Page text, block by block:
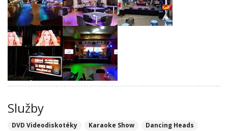
Služby
DVD Videodiskotéky Karaoke Show
Dancing Heads